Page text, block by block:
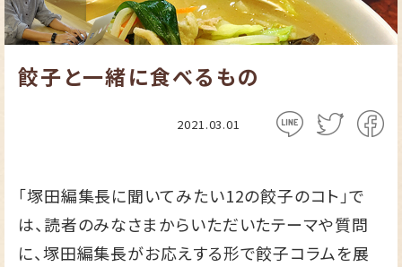
餃子と一緒に食べるもの
2021.03.01
「塚田編集長に聞いてみたい12の餃子のコト」で
は、読者のみなさまからいただいたテーマや質問
に、塚田編集長がお応えする形で餃子コラムを展